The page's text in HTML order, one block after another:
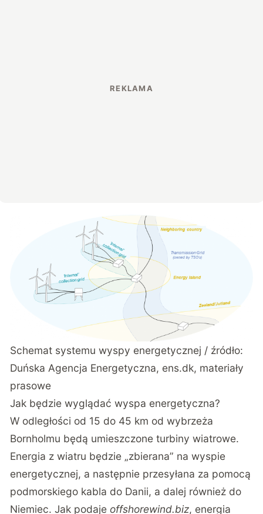
Schemat systemu wyspy energetycznej / źródło:
Duńska Agencja Energetyczna, ens.dk, materiały
prasowe
Jak będzie wyglądać wyspa energetyczna?
W odległości od 15 do 45 km od wybrzeża
Bornholmu będą umieszczone turbiny wiatrowe.
Energia z wiatru będzie „zbierana” na wyspie
energetycznej, a następnie przesyłana za pomocą
podmorskiego kabla do Danii, a dalej również do
Niemiec. Jak podajeoffshorewind.biz, energia